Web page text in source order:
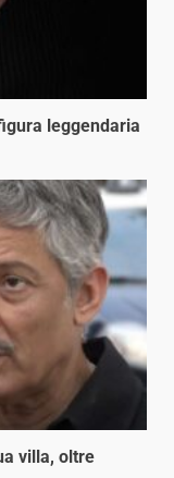
leggendaria
villa, oltre